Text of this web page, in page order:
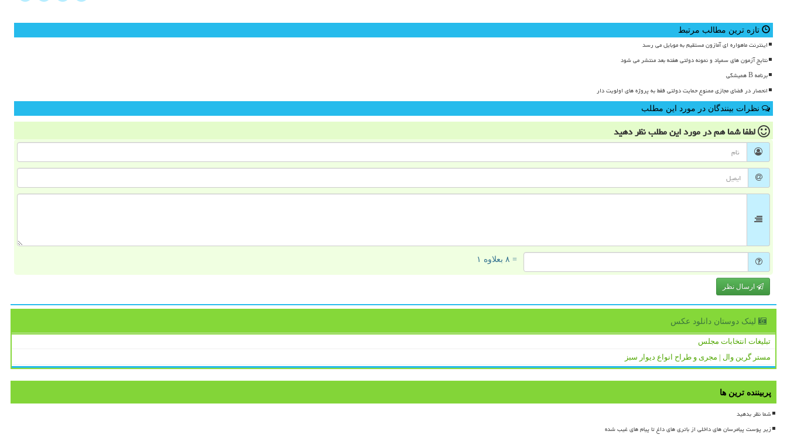
تازه ترین مطالب مرتبط
اینترنت ماهواره ای آمازون مستقیم به موبایل می رسد
نتایج آزمون های سمپاد و نمونه دولتی هفته بعد منتشر می شود
برنامه B همیشگی
انحصار در فضای مجازی ممنوع حمایت دولتی فقط به پروژه های اولویت دار
نظرات بینندگان در مورد این مطلب
لطفا شما همدر مورد این مطلبنظر دهید
= ۸ بعلاوه ۱
ارسال نظر
لینک دوستان دانلود عكس
تبلیغات انتخابات مجلس
مستر گرین وال | مجری و طراح انواع دیوار سبز
پربیننده ترین ها
شما نظر بدهید
زیر پوست پیامرسان های داخلی از باتری های داغ تا پیام های غیب شده